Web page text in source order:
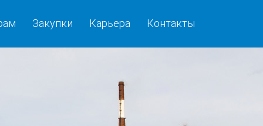
Закупки Карьера Контакты